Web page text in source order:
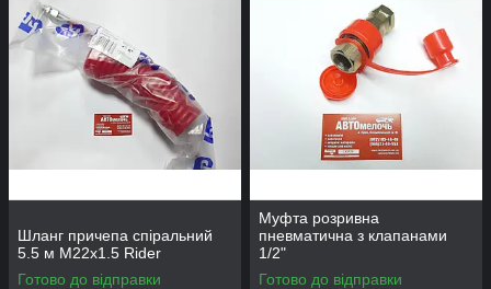
Шланг причепа спіральний
5.5 м М22x1.5 Rider
Готово до відправки
Муфта розривна
пневматична з клапанами
1/2"
Готово до відправки